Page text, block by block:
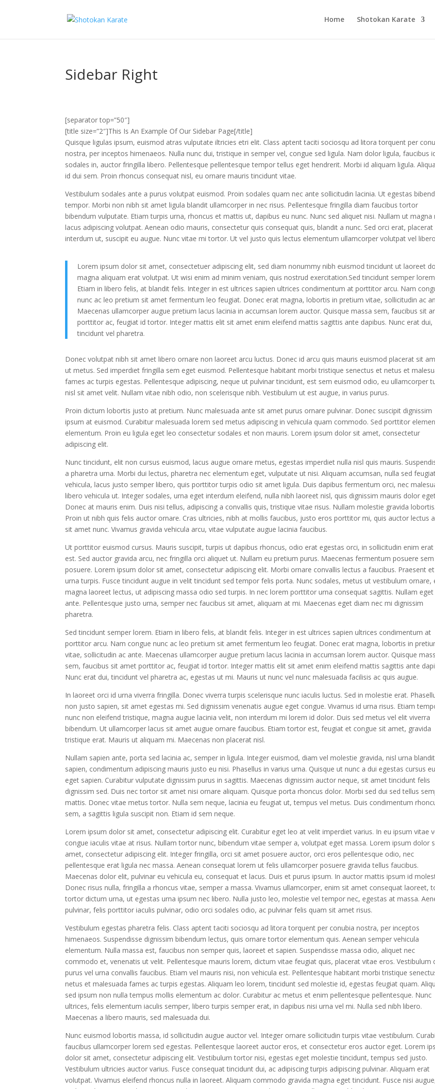
Home Shotokan Karate
Sidebar Right
[separator top=”50″]
[title size=”2″]This Is An Example Of Our Sidebar Page[/title]
Quisque ligulas ipsum, euismod atras vulputate iltricies etri elit. Class aptent taciti sociosqu ad litora torquent per
nostra, per inceptos himenaeos. Nulla nunc dui, tristique in semper vel, congue sed ligula. Nam dolor ligula, faucibus
sodales in, auctor fringilla libero. Pellentesque pellentesque tempor tellus eget hendrerit. Morbi id aliquam ligula.
id dui sem. Proin rhoncus consequat nisl, eu ornare mauris tincidunt vitae.
Vestibulum sodales ante a purus volutpat euismod. Proin sodales quam nec ante sollicitudin lacinia. Ut egestas
tempor. Morbi non nibh sit amet ligula blandit ullamcorper in nec risus. Pellentesque fringilla diam faucibus tortor
bibendum vulputate. Etiam turpis urna, rhoncus et mattis ut, dapibus eu nunc. Nunc sed aliquet nisi. Nullam ut magna
lacus adipiscing volutpat. Aenean odio mauris, consectetur quis consequat quis, blandit a nunc. Sed orci erat, placerat
interdum ut, suscipit eu augue. Nunc vitae mi tortor. Ut vel justo quis lectus elementum ullamcorper volutpat vel
Lorem ipsum dolor sit amet, consectetuer adipiscing elit, sed diam nonummy nibh euismod tincidunt ut laoreet
magna aliquam erat volutpat. Ut wisi enim ad minim veniam, quis nostrud exercitation.Sed tincidunt semper
Etiam in libero felis, at blandit felis. Integer in est ultrices sapien ultrices condimentum at porttitor arcu. Nam
nunc ac leo pretium sit amet fermentum leo feugiat. Donec erat magna, lobortis in pretium vitae, sollicitudin ac
Maecenas ullamcorper augue pretium lacus lacinia in accumsan lorem auctor. Quisque massa sem, faucibus sit
porttitor ac, feugiat id tortor. Integer mattis elit sit amet enim eleifend mattis sagittis ante dapibus. Nunc erat dui,
tincidunt vel pharetra.
Donec volutpat nibh sit amet libero ornare non laoreet arcu luctus. Donec id arcu quis mauris euismod placerat sit
ut metus. Sed imperdiet fringilla sem eget euismod. Pellentesque habitant morbi tristique senectus et netus et
fames ac turpis egestas. Pellentesque adipiscing, neque ut pulvinar tincidunt, est sem euismod odio, eu ullamcorper
nisl sit amet velit. Nullam vitae nibh odio, non scelerisque nibh. Vestibulum ut est augue, in varius purus.
Proin dictum lobortis justo at pretium. Nunc malesuada ante sit amet purus ornare pulvinar. Donec suscipit dignissim
ipsum at euismod. Curabitur malesuada lorem sed metus adipiscing in vehicula quam commodo. Sed porttitor
elementum. Proin eu ligula eget leo consectetur sodales et non mauris. Lorem ipsum dolor sit amet, consectetur
adipiscing elit.
Nunc tincidunt, elit non cursus euismod, lacus augue ornare metus, egestas imperdiet nulla nisl quis mauris.
a pharetra urna. Morbi dui lectus, pharetra nec elementum eget, vulputate ut nisi. Aliquam accumsan, nulla sed
vehicula, lacus justo semper libero, quis porttitor turpis odio sit amet ligula. Duis dapibus fermentum orci, nec
libero vehicula ut. Integer sodales, urna eget interdum eleifend, nulla nibh laoreet nisl, quis dignissim mauris dolor
Donec at mauris enim. Duis nisi tellus, adipiscing a convallis quis, tristique vitae risus. Nullam molestie gravida lobortis.
Proin ut nibh quis felis auctor ornare. Cras ultricies, nibh at mollis faucibus, justo eros porttitor mi, quis auctor lectus
sit amet nunc. Vivamus gravida vehicula arcu, vitae vulputate augue lacinia faucibus.
Ut porttitor euismod cursus. Mauris suscipit, turpis ut dapibus rhoncus, odio erat egestas orci, in sollicitudin enim erat
est. Sed auctor gravida arcu, nec fringilla orci aliquet ut. Nullam eu pretium purus. Maecenas fermentum posuere sem
posuere. Lorem ipsum dolor sit amet, consectetur adipiscing elit. Morbi ornare convallis lectus a faucibus. Praesent et
urna turpis. Fusce tincidunt augue in velit tincidunt sed tempor felis porta. Nunc sodales, metus ut vestibulum ornare,
magna laoreet lectus, ut adipiscing massa odio sed turpis. In nec lorem porttitor urna consequat sagittis. Nullam
ante. Pellentesque justo urna, semper nec faucibus sit amet, aliquam at mi. Maecenas eget diam nec mi dignissim
pharetra.
Sed tincidunt semper lorem. Etiam in libero felis, at blandit felis. Integer in est ultrices sapien ultrices condimentum at
porttitor arcu. Nam congue nunc ac leo pretium sit amet fermentum leo feugiat. Donec erat magna, lobortis in
vitae, sollicitudin ac ante. Maecenas ullamcorper augue pretium lacus lacinia in accumsan lorem auctor. Quisque
sem, faucibus sit amet porttitor ac, feugiat id tortor. Integer mattis elit sit amet enim eleifend mattis sagittis ante
Nunc erat dui, tincidunt vel pharetra ac, egestas ut mi. Mauris ut nunc vel nunc malesuada facilisis ac quis augue.
In laoreet orci id urna viverra fringilla. Donec viverra turpis scelerisque nunc iaculis luctus. Sed in molestie erat.
non justo sapien, sit amet egestas mi. Sed dignissim venenatis augue eget congue. Vivamus id urna risus. Etiam
nunc non eleifend tristique, magna augue lacinia velit, non interdum mi lorem id dolor. Duis sed metus vel elit viverra
bibendum. Ut ullamcorper lacus sit amet augue ornare faucibus. Etiam tortor est, feugiat et congue sit amet, gravida
tristique erat. Mauris ut aliquam mi. Maecenas non placerat nisl.
Nullam sapien ante, porta sed lacinia ac, semper in ligula. Integer euismod, diam vel molestie gravida, nisl urna blandit
sapien, condimentum adipiscing mauris justo eu nisi. Phasellus in varius urna. Quisque ut nunc a dui egestas cursus eu
eget sapien. Curabitur vulputate dignissim purus in sagittis. Maecenas dignissim auctor neque, sit amet tincidunt felis
dignissim sed. Duis nec tortor sit amet nisi ornare aliquam. Quisque porta rhoncus dolor. Morbi sed dui sed tellus
mattis. Donec vitae metus tortor. Nulla sem neque, lacinia eu feugiat ut, tempus vel metus. Duis condimentum
sem, a sagittis ligula suscipit non. Etiam id sem neque.
Lorem ipsum dolor sit amet, consectetur adipiscing elit. Curabitur eget leo at velit imperdiet varius. In eu ipsum vitae
congue iaculis vitae at risus. Nullam tortor nunc, bibendum vitae semper a, volutpat eget massa. Lorem ipsum dolor
amet, consectetur adipiscing elit. Integer fringilla, orci sit amet posuere auctor, orci eros pellentesque odio, nec
pellentesque erat ligula nec massa. Aenean consequat lorem ut felis ullamcorper posuere gravida tellus faucibus.
Maecenas dolor elit, pulvinar eu vehicula eu, consequat et lacus. Duis et purus ipsum. In auctor mattis ipsum id
Donec risus nulla, fringilla a rhoncus vitae, semper a massa. Vivamus ullamcorper, enim sit amet consequat laoreet,
tortor dictum urna, ut egestas urna ipsum nec libero. Nulla justo leo, molestie vel tempor nec, egestas at massa.
pulvinar, felis porttitor iaculis pulvinar, odio orci sodales odio, ac pulvinar felis quam sit amet risus.
Vestibulum egestas pharetra felis. Class aptent taciti sociosqu ad litora torquent per conubia nostra, per inceptos
himenaeos. Suspendisse dignissim bibendum lectus, quis ornare tortor elementum quis. Aenean semper vehicula
elementum. Nulla massa est, faucibus non semper quis, laoreet et sapien. Suspendisse massa odio, aliquet nec
commodo et, venenatis ut velit. Pellentesque mauris lorem, dictum vitae feugiat quis, placerat vitae eros. Vestibulum
purus vel urna convallis faucibus. Etiam vel mauris nisi, non vehicula est. Pellentesque habitant morbi tristique
netus et malesuada fames ac turpis egestas. Aliquam leo lorem, tincidunt sed molestie id, egestas feugiat quam.
sed ipsum non nulla tempus mollis elementum ac dolor. Curabitur ac metus et enim pellentesque pellentesque. Nunc
ultrices, felis elementum iaculis semper, libero turpis semper erat, in dapibus nisi urna vel mi. Nulla sed nibh libero.
Maecenas a libero mauris, sed malesuada dui.
Nunc euismod lobortis massa, id sollicitudin augue auctor vel. Integer ornare sollicitudin turpis vitae vestibulum.
faucibus ullamcorper lorem sed egestas. Pellentesque laoreet auctor eros, et consectetur eros auctor eget. Lorem
dolor sit amet, consectetur adipiscing elit. Vestibulum tortor nisi, egestas eget molestie tincidunt, tempus sed justo.
Vestibulum ultricies auctor varius. Fusce consequat tincidunt dui, ac adipiscing turpis adipiscing pulvinar. Aliquam erat
volutpat. Vivamus eleifend rhoncus nulla in laoreet. Aliquam commodo gravida magna eget tincidunt. Fusce nisi